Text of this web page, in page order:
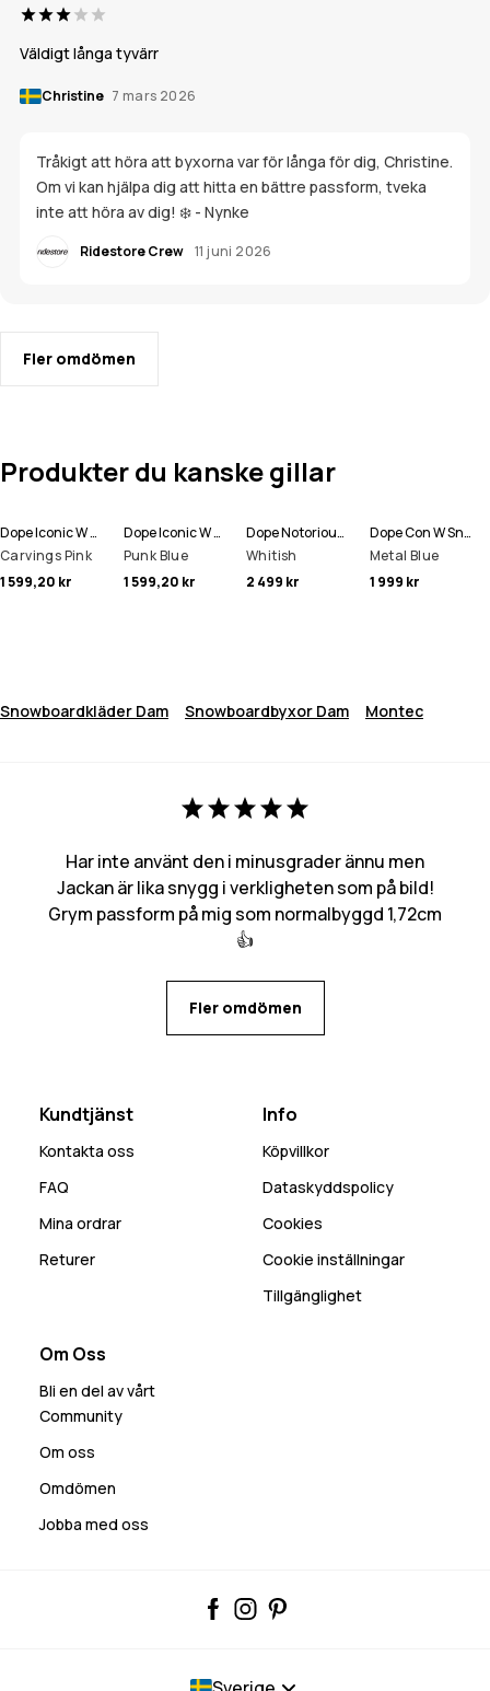
Väldigt långa tyvärr
Christine 7 mars 2026
Tråkigt att höra att byxorna var för långa för dig, Christine.
Om vi kan hjälpa dig att hitta en bättre passform, tveka
inte att höra av dig! ❄️ - Nynke
Ridestore Crew 11 juni 2026
Fler omdömen
Produkter du kanske gillar
Dope Iconic W Snowboardbyxa Women
Carvings Pink
1 599,20 kr
Dope Iconic W Snowboardbyxa Women
Punk Blue
1 599,20 kr
Dope Notorious B.I.B W Snowboardbyxa Women
Whitish
2 499 kr
Dope Con W Snowboardbyxa Women
Metal Blue
1 999 kr
Snowboardkläder Dam Snowboardbyxor Dam Montec
Har inte använt den i minusgrader ännu men
Jackan är lika snygg i verkligheten som på bild!
Grym passform på mig som normalbyggd 1,72cm
👍
Fler omdömen
Kundtjänst
Kontakta oss
FAQ
Mina ordrar
Returer
Info
Köpvillkor
Dataskyddspolicy
Cookies
Cookie inställningar
Tillgänglighet
Om Oss
Bli en del av vårt
Community
Om oss
Omdömen
Jobba med oss